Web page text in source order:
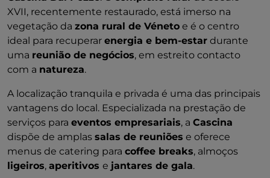
XVII, recentemente restaurado, está imerso na
vegetação da zona rural de Véneto e é o centro
ideal para recuperar energia e bem-estar durante
uma reunião de negócios, em estreito contacto
com a natureza.
A localização tranquila e privada é uma das principais
vantagens do local. Especializada na prestação de
serviços para eventos empresariais, a Cascina
dispõe de amplas salas de reuniões e oferece
menus de catering para coffee breaks, almoços
ligeiros, aperitivos e jantares de gala.